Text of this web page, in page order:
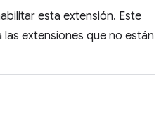
esta extensión. Este
extensiones que no están